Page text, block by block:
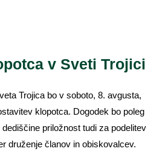
v Sveti Trojici
Trojica bo v soboto, 8. avgusta,
klopotca. Dogodek bo poleg
priložnost tudi za podelitev
druženje članov in obiskovalcev.